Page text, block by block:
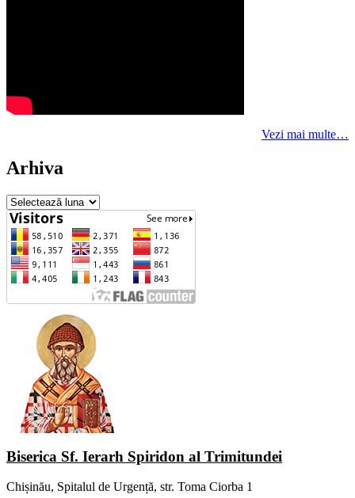
Vezi mai multe…
Arhiva
Arhiva
Biserica Sf. Ierarh Spiridon al Trimitundei
Chișinău, Spitalul de Urgență, str. Toma Ciorba 1